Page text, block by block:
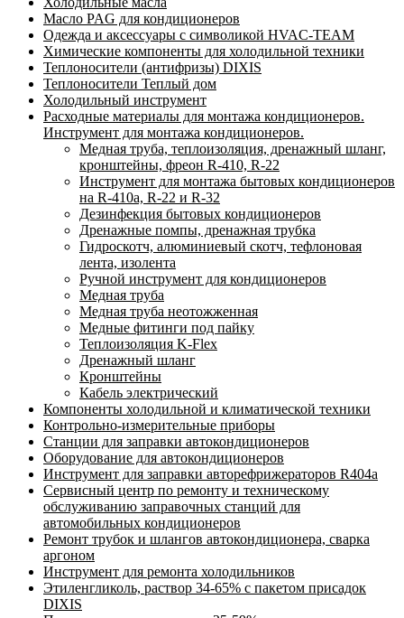
Масло PAG для кондиционеров
Одежда и аксессуары с символикой HVAC-TEAM
Химические компоненты для холодильной техники
Теплоносители (антифризы) DIXIS
Теплоносители Теплый дом
Холодильный инструмент
Расходные материалы для монтажа кондиционеров.
Инструмент для монтажа кондиционеров.
Медная труба, теплоизоляция, дренажный шланг,
кронштейны, фреон R-410, R-22
Инструмент для монтажа бытовых кондиционеров
на R-410а, R-22 и R-32
Дезинфекция бытовых кондиционеров
Дренажные помпы, дренажная трубка
Гидроскотч, алюминиевый скотч, тефлоновая
лента, изолента
Ручной инструмент для кондиционеров
Медная труба
Медная труба неотожженная
Медные фитинги под пайку
Теплоизоляция K-Flex
Дренажный шланг
Кронштейны
Кабель электрический
Компоненты холодильной и климатической техники
Контрольно-измерительные приборы
Станции для заправки автокондиционеров
Оборудование для автокондиционеров
Инструмент для заправки авторефрижераторов R404a
Сервисный центр по ремонту и техническому
обслуживанию заправочных станций для
автомобильных кондиционеров
Ремонт трубок и шлангов автокондиционера, сварка
аргоном
Инструмент для ремонта холодильников
Этиленгликоль, раствор 34-65% с пакетом присадок
DIXIS